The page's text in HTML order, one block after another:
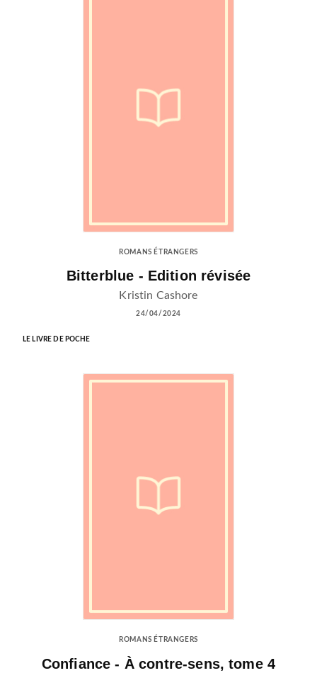
ROMANS ÉTRANGERS
Bitterblue - Edition révisée
Kristin Cashore
24/04/2024
LE LIVRE DE POCHE
ROMANS ÉTRANGERS
Confiance - À contre-sens, tome 4